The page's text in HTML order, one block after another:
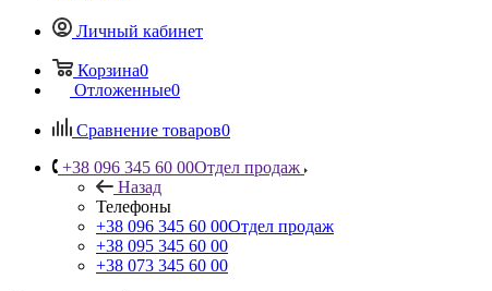
Личный кабинет
Корзина0
Отложенные0
Сравнение товаров0
+38 096 345 60 00Отдел продаж
Назад
Телефоны
+38 096 345 60 00Отдел продаж
+38 095 345 60 00
+38 073 345 60 00